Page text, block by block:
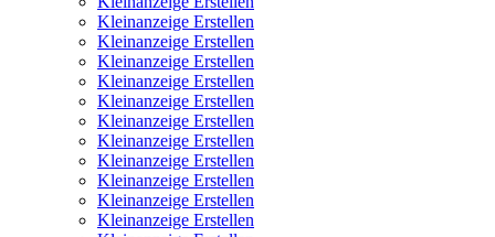
Kleinanzeige Erstellen
Kleinanzeige Erstellen
Kleinanzeige Erstellen
Kleinanzeige Erstellen
Kleinanzeige Erstellen
Kleinanzeige Erstellen
Kleinanzeige Erstellen
Kleinanzeige Erstellen
Kleinanzeige Erstellen
Kleinanzeige Erstellen
Kleinanzeige Erstellen